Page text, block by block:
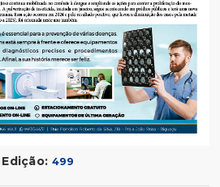
Edição: 499